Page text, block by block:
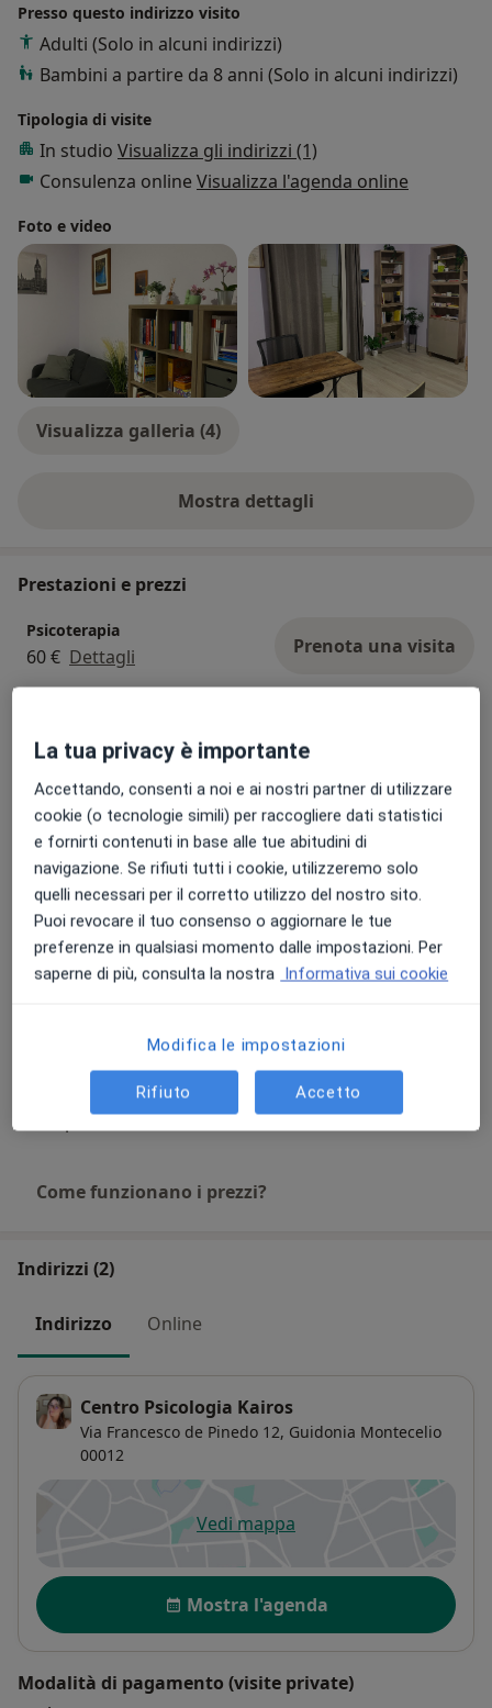
Presso questo indirizzo visito
Adulti (Solo in alcuni indirizzi)
Bambini a partire da 8 anni (Solo in alcuni indirizzi)
Tipologia di visite
In studio Visualizza gli indirizzi (1)
Consulenza online Visualizza l'agenda online
Foto e video
Visualizza galleria (4)
Mostra dettagli
sull'esperienza
Prestazioni e prezzi
Psicoterapia
60 € Dettagli Prenota una visita
coppia
70 € Dettagli
Prenota una visita
Terapia familiare
70 € Dettagli Prenota una visita
Sostegno psicologico
adolescenti
60 € Dettagli
Prenota una visita
Dettagli
Prenota una visita
+ 14 prestazioni
Come funzionano i prezzi?
Indirizzi (2)
Indirizzo Online
Centro Psicologia Kairos
Via Francesco de Pinedo 12, Guidonia Montecelio
00012
Vedi mappasi apre in una nuova scheda
Disponibilità
Mostra l'agenda
Modalità di pagamento (visite private)
La tua privacy è importante
Accettando, consenti a noi e ai nostri partner di utilizzare
cookie (o tecnologie simili) per raccogliere dati statistici
e fornirti contenuti in base alle tue abitudini di
navigazione. Se rifiuti tutti i cookie, utilizzeremo solo
quelli necessari per il corretto utilizzo del nostro sito.
Puoi revocare il tuo consenso o aggiornare le tue
preferenze in qualsiasi momento dalle impostazioni. Per
saperne di più, consulta la nostra Informativa sui cookie
Modifica le impostazioni
Rifiuto Accetto